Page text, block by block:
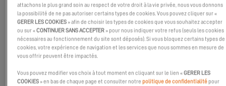
Vous n'avez pas eu la chance d'essayer l'Excess 11 lors de la
régate de Tjörn Runt ? Pas de soucis, une deuxième chance
s'ouvre à vous ! Venez nous rendre visite au Orust Sailboat Show
et découvrez en quoi notre Excess 11 est le catamaran de vos
attachons le plus grand soin au respect de votre droit à la vie privée, nous vous donnons
la possibilité de ne pas autoriser certains types de cookies. Vous pouvez cliquer sur «
GERER LES COOKIES » afin de choisir les types de cookies que vous souhaitez accepter
ou sur «CONTINUER SANS ACCEPTER » pour nous indiquer votre refus (seuls les cookies
nécessaires au fonctionnement du site sont déposés). Si vous bloquez certains types de
cookies, votre expérience de navigation et les services que nous sommes en mesure de
vous offrir peuvent être impactés.
Vous pouvez modifier vos choix à tout moment en cliquant sur le lien «GERER LES
COOKIES » en bas de chaque page et consulter notrepolitique de confidentialitépour